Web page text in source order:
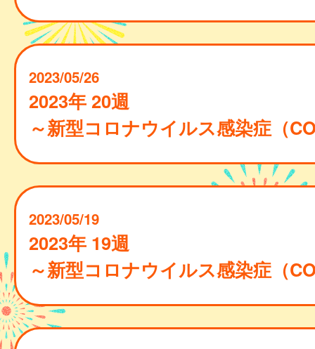
2023/05/26
2023年 20週
～新型コロナウイルス感染症（
2023/05/19
2023年 19週
～新型コロナウイルス感染症（